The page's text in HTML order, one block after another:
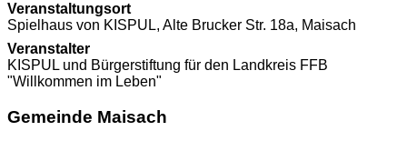
Veranstaltungsort
Spielhaus von KISPUL, Alte Brucker Str. 18a, Maisach
Veranstalter
KISPUL und Bürgerstiftung für den Landkreis FFB
"Willkommen im Leben"
Gemeinde Maisach